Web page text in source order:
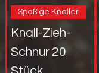
Spaßige Knaller
Knall-Zieh-
Schnur 20